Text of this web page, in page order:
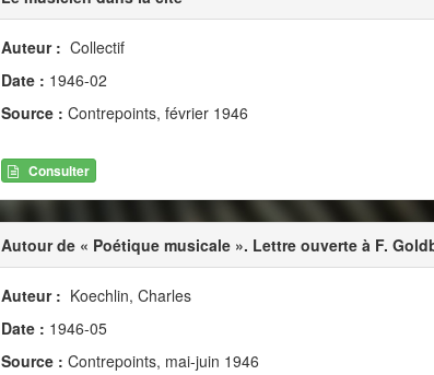
Auteur : Collectif
Date : 1946-02
Source : Contrepoints, février 1946
Consulter
Autour de « Poétique musicale ». Lettre ouverte à F.
Auteur : Koechlin, Charles
Date : 1946-05
Source : Contrepoints, mai-juin 1946